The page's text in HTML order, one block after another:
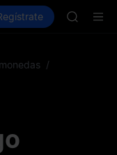
Spot Futuros
HEI
/